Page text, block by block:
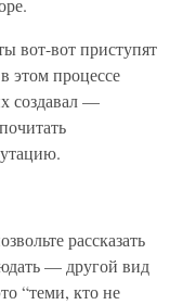
вот-вот приступят
этом процессе
создавал —
рассказать
— другой вид
“теми, кто не